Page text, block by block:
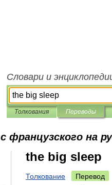
Словари и
Толкования Переводы
с французского на
the big sleep
Толкование Перевод